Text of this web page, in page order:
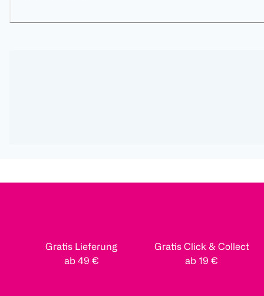
Gratis Lieferung
ab 49 €
Gratis Click & Collect
ab 19 €